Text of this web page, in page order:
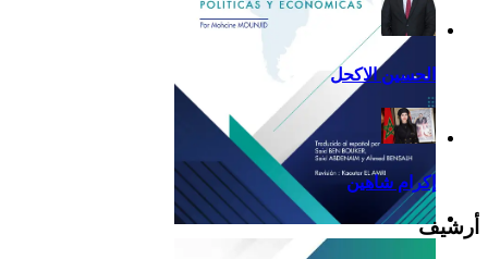
Reflexiones
الحسين الاكحل
إكرام شاهين
أرشيف